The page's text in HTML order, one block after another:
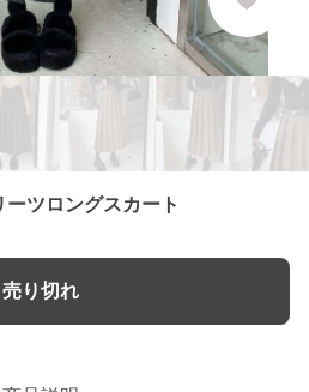
ツロングスカート
売り切れ